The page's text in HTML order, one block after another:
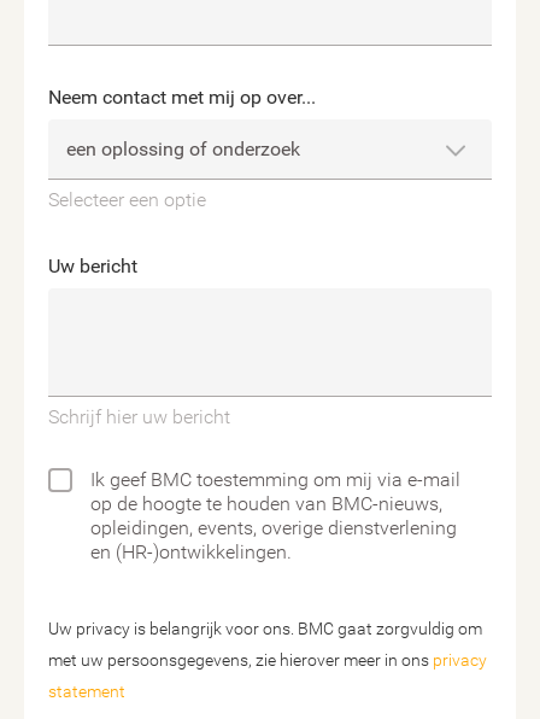
Neem contact met mij op over...
Selecteer een optie
Uw bericht
Schrijf hier uw bericht
Ik geef BMC toestemming om mij via e-mail
op de hoogte te houden van BMC-nieuws,
opleidingen, events, overige dienstverlening
en (HR-)ontwikkelingen.
Uw privacy is belangrijk voor ons. BMC gaat zorgvuldig om
met uw persoonsgegevens, zie hierover meer in ons privacy
statement